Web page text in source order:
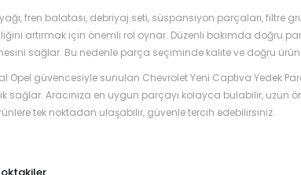
fren balatası, debriyaj seti, süspansiyon parçaları, filtre
artırmak için önemli rol oynar. Düzenli bakımda doğru
sağlar. Bu nedenle parça seçiminde kalite ve doğru ürün
Opel güvencesiyle sunulan Chevrolet Yeni Captiva Yedek
sağlar. Aracınıza en uygun parçayı kolayca bulabilir, uzun
tek noktadan ulaşabilir, güvenle tercih edebilirsiniz.